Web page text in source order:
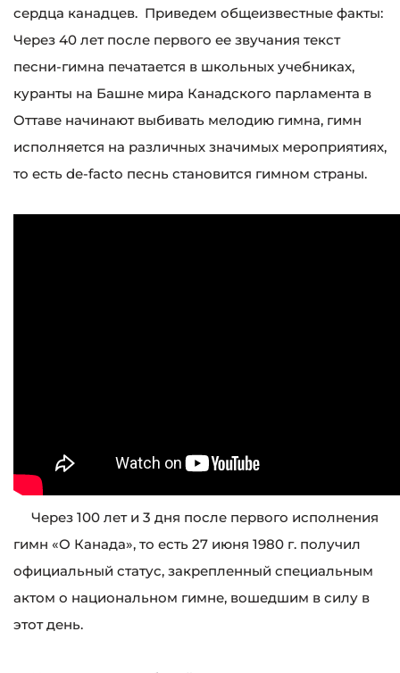
сердца канадцев. Приведем общеизвестные факты:
Через 40 лет после первого ее звучания текст
песни-гимна печатается в школьных учебниках,
куранты на Башне мира Канадского парламента в
Оттаве начинают выбивать мелодию гимна, гимн
исполняется на различных значимых мероприятиях,
то есть de-facto песнь становится гимном страны.
Через 100 лет и 3 дня после первого исполнения
гимн «О Канада», то есть 27 июня 1980 г. получил
официальный статус, закрепленный специальным
актом о национальном гимне, вошедшим в силу в
этот день.